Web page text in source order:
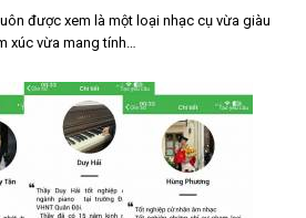
được xem là một loại nhạc cụ vừa giàu
xúc vừa mang tính…